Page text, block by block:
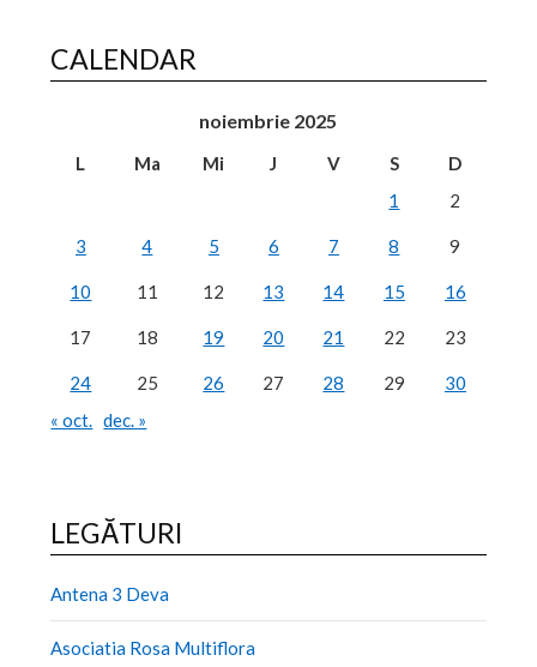
CALENDAR
noiembrie 2025
L Ma Mi J V S
D
1
2
3 4 5 6 7 8 9
10 11 12 13 14 15 16
17 18 19 20 21 22 23
24 25 26 27 28 29
30
« oct. dec. »
LEGĂTURI
Antena 3 Deva
Asociatia Rosa Multiflora